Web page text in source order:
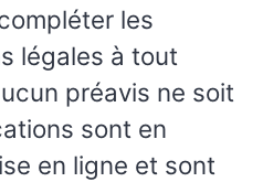
les
légales à tout
préavis ne soit
sont en
en ligne et sont